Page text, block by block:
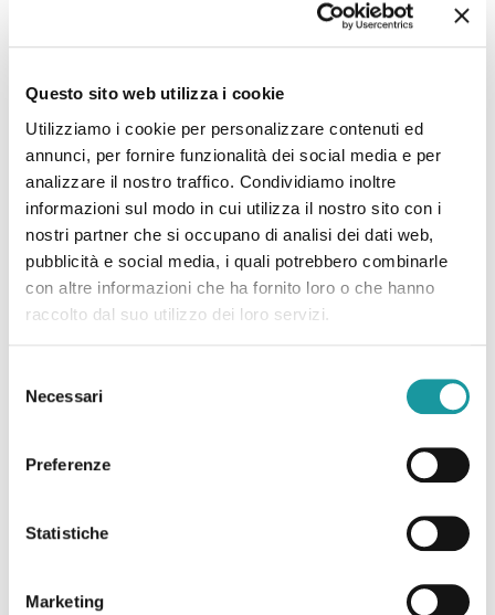
Questo sito web utilizza i cookie
Utilizziamo i cookie per personalizzare contenuti ed
annunci, per fornire funzionalità dei social media e per
analizzare il nostro traffico. Condividiamo inoltre
informazioni sul modo in cui utilizza il nostro sito con i
nostri partner che si occupano di analisi dei dati web,
pubblicità e social media, i quali potrebbero combinarle
con altre informazioni che ha fornito loro o che hanno
raccolto dal suo utilizzo dei loro servizi.
delNecessari
Preferenze
Statistiche
Marketing
Luglio è il mese internazionale di sensibilizzazione sui
sarcomi